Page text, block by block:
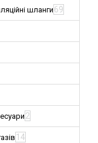
шланги69
2
14